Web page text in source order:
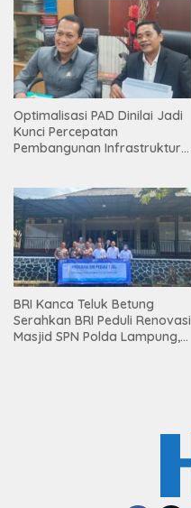
Optimalisasi PAD Dinilai Jadi
Kunci Percepatan
Pembangunan Infrastruktur
BRI Kanca Teluk Betung
Serahkan BRI Peduli Renovasi
Masjid SPN Polda Lampung,